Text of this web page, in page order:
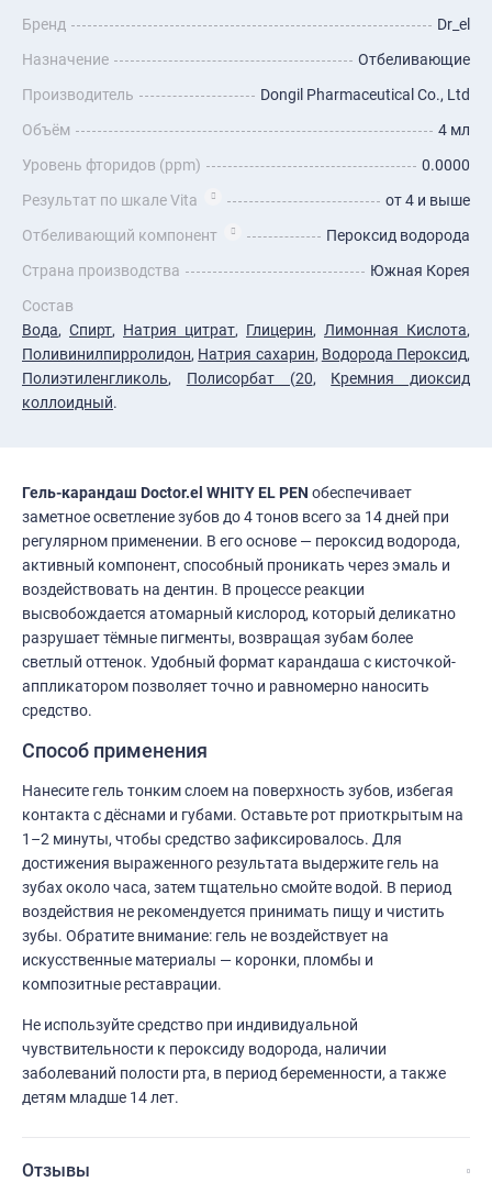
Бренд
Dr_el
Назначение
Отбеливающие
Производитель
Dongil Pharmaceutical Co., Ltd
Объём
4 мл
Уровень фторидов (ppm)
0.0000
Результат по шкале Vita
от 4 и выше
Отбеливающий компонент
Пероксид водорода
Страна производства
Южная Корея
Состав
Вода, Спирт, Натрия цитрат, Глицерин, Лимонная Кислота,
Поливинилпирролидон, Натрия сахарин, Водорода Пероксид,
Полиэтиленгликоль, Полисорбат (20, Кремния диоксид
коллоидный.
Гель-карандаш Doctor.el WHITY EL PEN обеспечивает
заметное осветление зубов до 4 тонов всего за 14 дней при
регулярном применении. В его основе — пероксид водорода,
активный компонент, способный проникать через эмаль и
воздействовать на дентин. В процессе реакции
высвобождается атомарный кислород, который деликатно
разрушает тёмные пигменты, возвращая зубам более
светлый оттенок. Удобный формат карандаша с кисточкой-
аппликатором позволяет точно и равномерно наносить
средство.
Способ применения
Нанесите гель тонким слоем на поверхность зубов, избегая
контакта с дёснами и губами. Оставьте рот приоткрытым на
1–2 минуты, чтобы средство зафиксировалось. Для
достижения выраженного результата выдержите гель на
зубах около часа, затем тщательно смойте водой. В период
воздействия не рекомендуется принимать пищу и чистить
зубы. Обратите внимание: гель не воздействует на
искусственные материалы — коронки, пломбы и
композитные реставрации.
Не используйте средство при индивидуальной
чувствительности к пероксиду водорода, наличии
заболеваний полости рта, в период беременности, а также
детям младше 14 лет.
Отзывы